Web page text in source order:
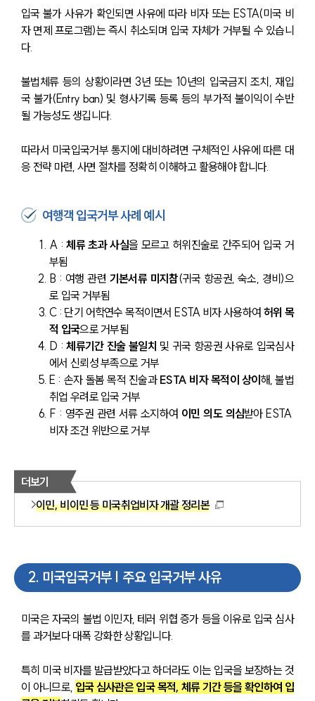
입국 불가 사유가 확인되면 사유에 따라 비자 또는 ESTA(미국 비
자 면제 프로그램)는 즉시 취소되며 입국 자체가 거부될 수 있습니
다.
불법체류 등의 상황이라면 3년 또는 10년의 입국금지 조치, 재입
국 불가(Entry ban) 및 형사기록 등록 등의 부가적 불이익이 수반
될 가능성도 생깁니다.
따라서 미국입국거부 통지에 대비하려면 구체적인 사유에 따른 대
응 전략 마련, 사면 절차를 정확히 이해하고 활용해야 합니다.
여행객 입국거부 사례 예시
A : 체류 초과 사실을 모르고 허위진술로 간주되어 입국 거
부됨
B : 여행 관련 기본서류 미지참(귀국 항공권, 숙소, 경비)으
로 입국 거부됨
C : 단기 어학연수 목적이면서 ESTA 비자 사용하여 허위 목
적 입국으로 거부됨
D : 체류기간 진술 불일치 및 귀국 항공권 사유로 입국심사
에서 신뢰성 부족으로 거부
E : 손자 돌봄 목적 진술과 ESTA 비자 목적이 상이해, 불법
취업 우려로 입국 거부
F : 영주권 관련 서류 소지하여 이민 의도 의심받아 ESTA
비자 조건 위반으로 거부
더보기
이민, 비이민 등 미국취업비자 개괄 정리본
2. 미국입국거부 | 주요 입국거부 사유
미국은 자국의 불법 이민자, 테러 위협 증가 등을 이유로 입국 심사
를 과거보다 대폭 강화한 상황입니다.
특히 미국 비자를 발급받았다고 하더라도 이는 입국을 보장하는 것
이 아니므로, 입국 심사관은 입국 목적, 체류 기간 등을 확인하여 입